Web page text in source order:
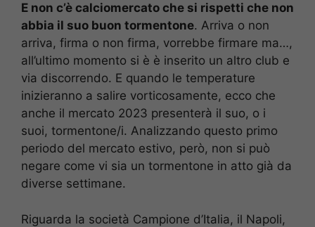
E non c’è calciomercato che si rispetti che non
abbia il suo buon tormentone. Arriva o non
arriva, firma o non firma, vorrebbe firmare ma…,
all’ultimo momento si è è inserito un altro club e
via discorrendo. E quando le temperature
inizieranno a salire vorticosamente, ecco che
anche il mercato 2023 presenterà il suo, o i
suoi, tormentone/i. Analizzando questo primo
periodo del mercato estivo, però, non si può
negare come vi sia un tormentone in atto già da
diverse settimane.
Riguarda la società Campione d’Italia, il Napoli,